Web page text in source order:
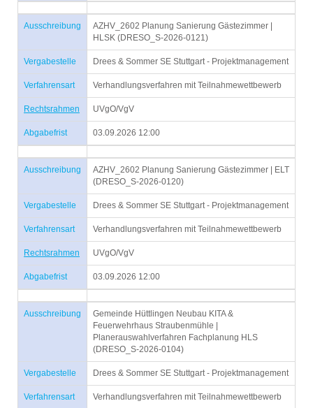
Ausschreibung
AZHV_2602 Planung Sanierung Gästezimmer |
HLSK (DRESO_S-2026-0121)
Vergabestelle Drees & Sommer SE Stuttgart - Projektmanagement
Verfahrensart Verhandlungsverfahren mit Teilnahmewettbewerb
Rechtsrahmen UVgO/VgV
Abgabefrist 03.09.2026 12:00
Ausschreibung
AZHV_2602 Planung Sanierung Gästezimmer | ELT
(DRESO_S-2026-0120)
Vergabestelle Drees & Sommer SE Stuttgart - Projektmanagement
Verfahrensart Verhandlungsverfahren mit Teilnahmewettbewerb
Rechtsrahmen UVgO/VgV
Abgabefrist 03.09.2026 12:00
Ausschreibung
Gemeinde Hüttlingen Neubau KITA &
Feuerwehrhaus Straubenmühle |
Planerauswahlverfahren Fachplanung HLS
(DRESO_S-2026-0104)
Vergabestelle Drees & Sommer SE Stuttgart - Projektmanagement
Verfahrensart Verhandlungsverfahren mit Teilnahmewettbewerb